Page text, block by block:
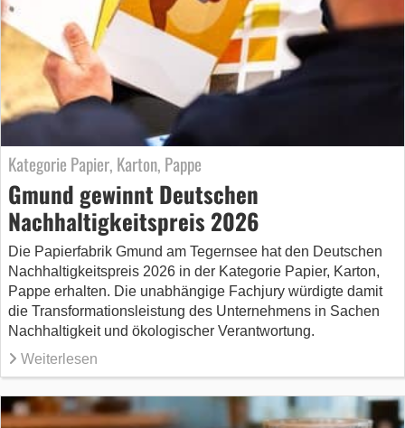
Kategorie Papier, Karton, Pappe
Gmund gewinnt Deutschen
Nachhaltigkeitspreis 2026
Die Papierfabrik Gmund am Tegernsee hat den Deutschen
Nachhaltigkeitspreis 2026 in der Kategorie Papier, Karton,
Pappe erhalten. Die unabhängige Fachjury würdigte damit
die Transformationsleistung des Unternehmens in Sachen
Nachhaltigkeit und ökologischer Verantwortung.
Weiterlesen